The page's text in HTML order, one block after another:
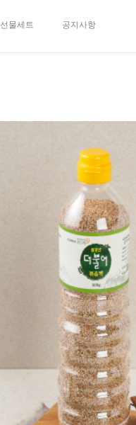
선물세트 공지사항